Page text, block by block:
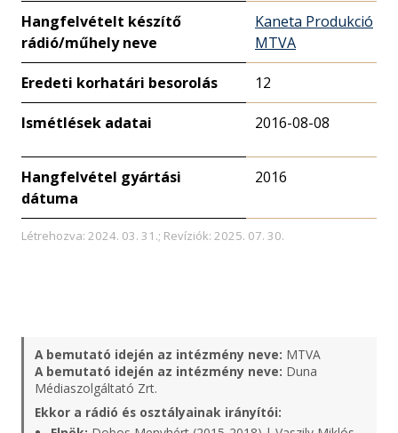
Hangfelvételt készítő
rádió/műhely neve
Kaneta Produkció
MTVA
Eredeti korhatári besorolás 12
Ismétlések adatai 2016-08-08
Hangfelvétel gyártási
dátuma
2016
Létrehozva: 2024. 03. 31.; Revíziók: 2025. 07. 30.
A bemutató idején az intézmény neve: MTVA
A bemutató idején az intézmény neve: Duna
Médiaszolgáltató Zrt.
Ekkor a rádió és osztályainak irányítói: